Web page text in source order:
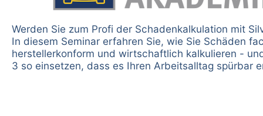
Werden Sie zum Profi der Schadenkalkulation mit
In diesem Seminar erfahren Sie, wie Sie Schäden
herstellerkonform und wirtschaftlich kalkulieren -
3 so einsetzen, dass es Ihren Arbeitsalltag spürbar